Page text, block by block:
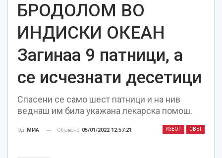
БРОДОЛОМ ВО
ИНДИСКИ ОКЕАН
Загинаа 9 патници, а
се исчезнати десетици
Спасени се само шест патници и на нив
веднаш им била укажана лекарска помош.
ИЗБОР СВЕТ
Од МИА Објавено 05/01/2022 12:57:21